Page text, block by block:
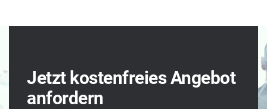
Jetzt kostenfreies Angebot
anfordern